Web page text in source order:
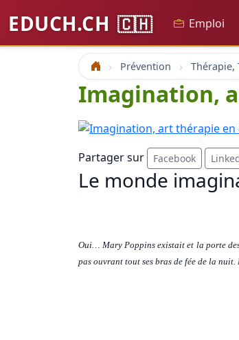
EDUCH.CH 🇨🇭 Emploi
Accueil Prévention
Imagination,
Partager sur Facebook
Le monde
Oui… Mary Poppins existait et la porte
pas ouvrant tout ses bras de fée de la